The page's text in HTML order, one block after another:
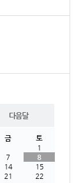
다음달
금
토
1
7
8
14
15
21
22